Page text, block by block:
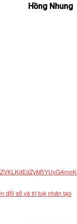
Hồng Nhung
đổi số và trí tuệ nhân tạo